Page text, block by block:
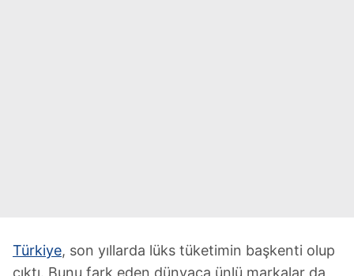
Türkiye, son yıllarda lüks tüketimin başkenti olup
çıktı. Bunu fark eden dünyaca ünlü markalar da